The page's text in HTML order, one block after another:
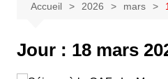
Accueil 2026 mars
Jour : 18 mars